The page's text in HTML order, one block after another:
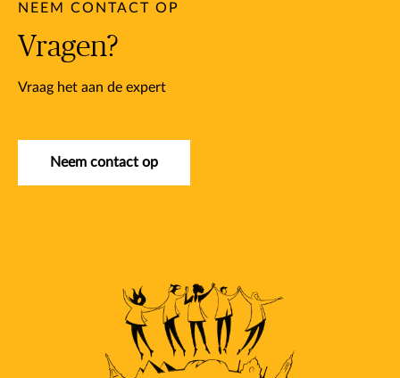
NEEM CONTACT OP
Vragen?
Vraag het aan de expert
Neem contact op